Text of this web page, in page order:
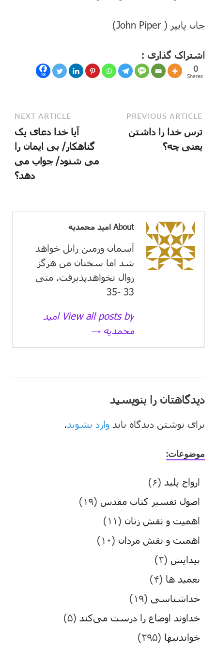
جان پایپر ( John Piper)
اشتراک گذاری :
18
0
Shares
PREVIOUS ARTICLE
ترس خدا را داشتن
یعنی چه؟
NEXT ARTICLE
آیا خدا دعای یک
گناهکار/ بی ایمان را
می شنود/ جواب می
دهد؟
About امید محمدیه
آسمان وزمین زايل خواهد
شد اما سخنان من هرگز
زوال نخواهدپذیرفت. متی
33 -35
View all posts by امید
محمدیه →
دیدگاهتان را بنویسید
برای نوشتن دیدگاه باید وارد بشوید.
موضوعات:
ارواح پلید (۶)
اصول تفسیر کتاب مقدس (۱۹)
اهمیت و نقش زنان (۱۱)
اهمیت و نقش مردان (۱۰)
پیدایش (۲)
تعمید ها (۴)
خداشناسی (۱۹)
خداوند اوضاع را درست می‌کند (۵)
خواندنیها (۲۹۵)